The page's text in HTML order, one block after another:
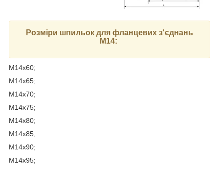
Розміри шпильок для фланцевих з'єднань
М14:
М14х60;
М14х65;
М14х70;
М14х75;
М14х80;
М14х85;
М14х90;
М14х95;